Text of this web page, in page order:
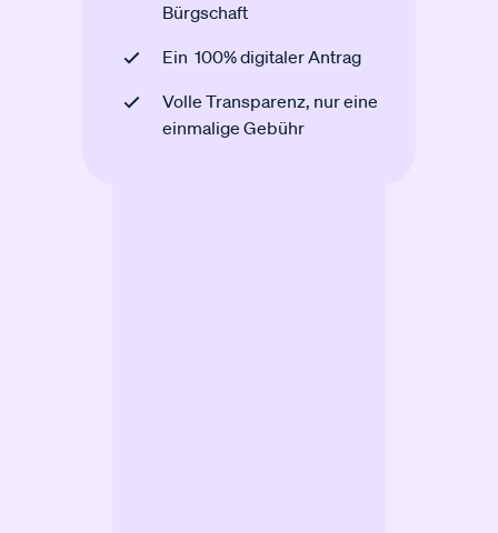
Bürgschaft
Ein 100% digitaler Antrag
Volle Transparenz, nur eine
einmalige Gebühr